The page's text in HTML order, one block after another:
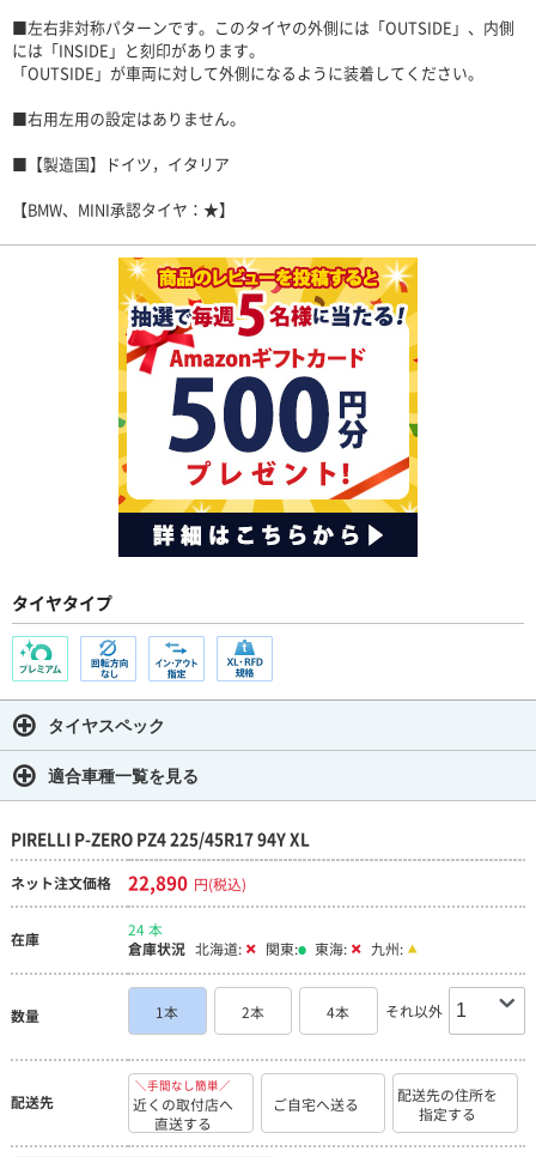
■左右非対称パターンです。このタイヤの外側には「OUTSIDE」、内側
には「INSIDE」と刻印があります。
「OUTSIDE」が車両に対して外側になるように装着してください。
■右用左用の設定はありません。
■【製造国】ドイツ，イタリア
【BMW、MINI承認タイヤ：★】
タイヤタイプ
タイヤスペック
適合車種一覧を見る
PIRELLI P-ZERO PZ4 225/45R17 94Y XL
ネット注文価格 22,890 円(税込)
在庫
24 本
倉庫状況 北海道: 関東: 東海: 九州:
数量 1本 2本 4本 それ以外
配送先
＼手間なし簡単／
近くの取付店へ
直送する
ご自宅へ送る
配送先の住所を
指定する